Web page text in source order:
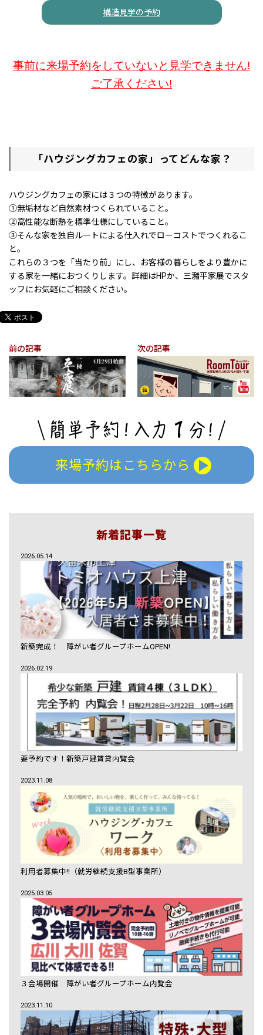
構造見学の予約
事前に来場予約をしていないと見学できません!
ご了承ください!
「ハウジングカフェの家」ってどんな家？
ハウジングカフェの家には３つの特徴があります。
①無垢材など自然素材つくられていること。
②高性能な断熱を標準仕様にしていること。
③そんな家を独自ルートによる仕入れでローコストでつくれるこ
と。
これらの３つを「当たり前」にし、お客様の暮らしをより豊かに
する家を一緒におつくりします。詳細はHPか、三瀦平家展でスタ
ッフにお気軽にご相談ください。
前の記事 次の記事
来場予約はこちらから
新着記事一覧
2026.05.14
新築完成！ 障がい者グループホームOPEN!
2026.02.19
要予約です！新築戸建賃貸内覧会
2023.11.08
利用者募集中!!（就労継続支援B型事業所）
2025.03.05
３会場開催 障がい者グループホーム内覧会
2023.11.10